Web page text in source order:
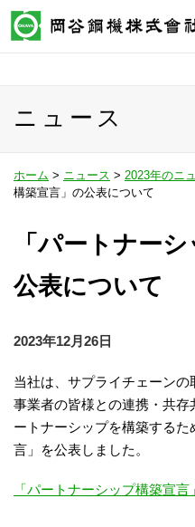
ニュース
ホーム > ニュース > 2023年のニ
構築宣言」の公表について
「パートナー
公表について
2023年12月26日
当社は、サプライチェーン
事業者の皆様との連携・共
ートナーシップを構築する
言」を公表しました。
「パートナーシップ構築宣言